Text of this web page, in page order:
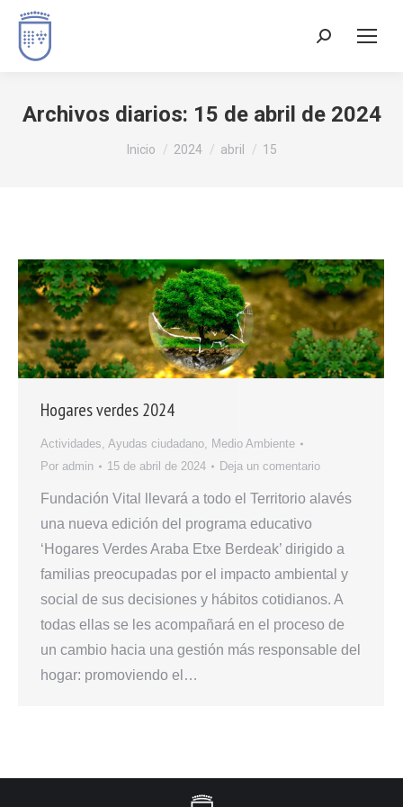
Buscar:
Archivos diarios: 15 de abril de 2024
Estás aquí:
Inicio 2024 abril 15
Hogares verdes 2024
Actividades, Ayudas ciudadano, Medio Ambiente
Por admin 15 de abril de 2024 Deja un comentario
Fundación Vital llevará a todo el Territorio alavés
una nueva edición del programa educativo
‘Hogares Verdes Araba Etxe Berdeak’ dirigido a
familias preocupadas por el impacto ambiental y
social de sus decisiones y hábitos cotidianos. A
todas ellas se les acompañará en el proceso de
un cambio hacia una gestión más responsable del
hogar: promoviendo el…